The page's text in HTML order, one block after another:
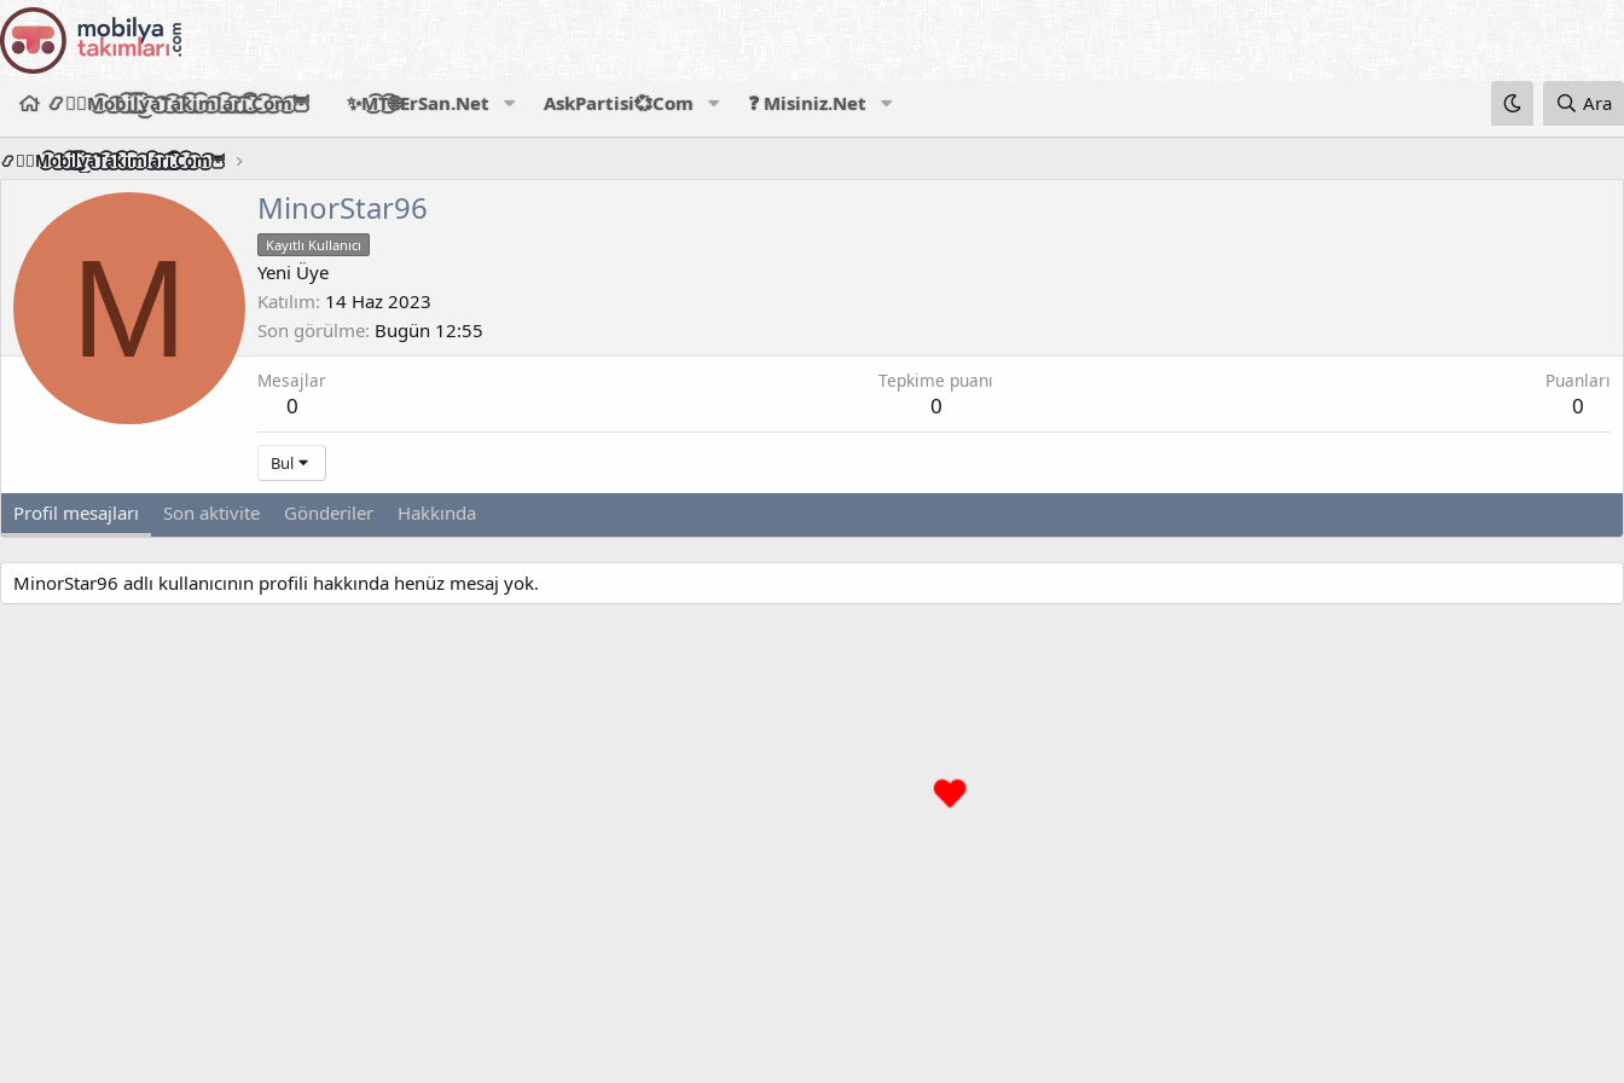
📿🧙‍♂️M͜͡o͜͡b͜͡i͜͡l͜͡y͜͡a͜͡T͜͡a͜͡k͜͡i͜͡m͜͡l͜͡a͜͡r͜͡i͜͡.͜͡C͜͡o͜͡m͜͡🦉 ✨M͜͡T͜͡🌐ErSan.Net AskPartisi💞Com ❓ Misiniz.Net Ara
📿🧙‍♂️M͜͡o͜͡b͜͡i͜͡l͜͡y͜͡a͜͡T͜͡a͜͡k͜͡i͜͡m͜͡l͜͡a͜͡r͜͡i͜͡.͜͡C͜͡o͜͡m͜͡🦉
M
MinorStar96
Kayıtlı Kullanıcı
Yeni Üye
Katılım 14 Haz 2023
Son görülme Bugün 12:55
Mesajlar
0
Tepkime puanı
0
Puanları
0
Bul
Profil mesajları Son aktivite Gönderiler Hakkında
MinorStar96 adlı kullanıcının profili hakkında henüz mesaj yok.